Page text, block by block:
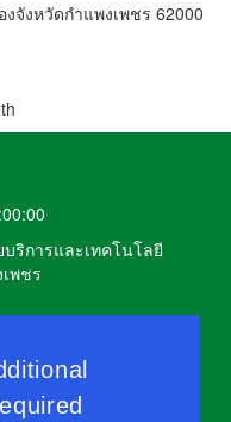
จังหวัดกำแพงเพชร 62000
ริการและเทคโนโลยี
พชร